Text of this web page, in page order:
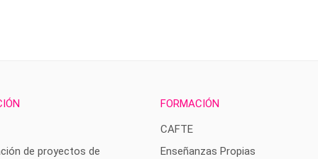
de proyectos de
FORMACIÓN
CAFTE
Enseñanzas Propias